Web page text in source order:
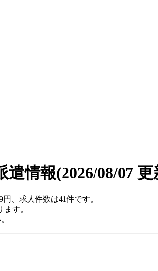
遣情報(2026/08/07 更
、求人件数は41件です。
す。